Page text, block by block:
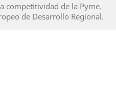
competitividad de la Pyme.
de Desarrollo Regional.